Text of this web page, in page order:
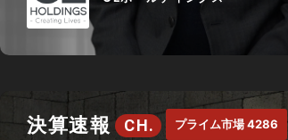
決算速報 CH. プライム市場 4286